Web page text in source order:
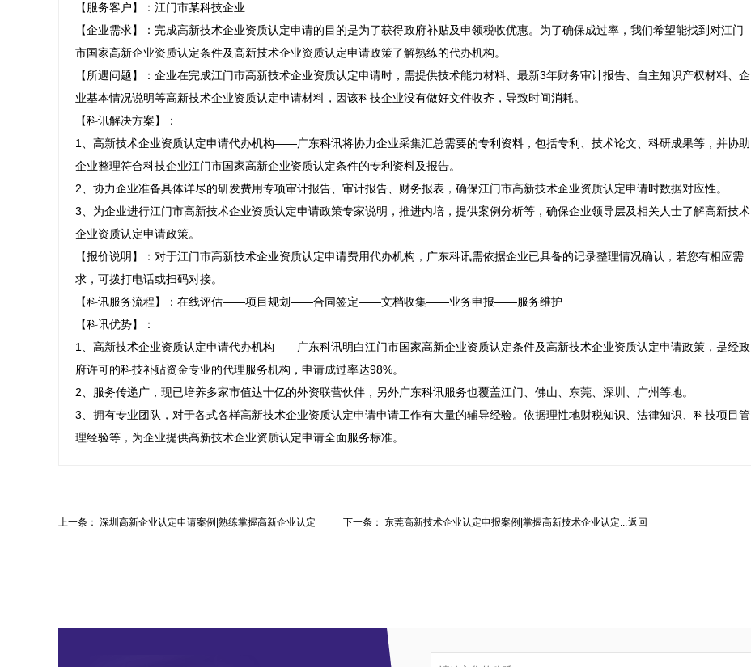
【服务客户】：江门市某科技企业
【企业需求】：完成高新技术企业资质认定申请的目的是为了获得政府补贴及申领税收优惠。为了确保成过率，我们希望能找到对江门
市国家高新企业资质认定条件及高新技术企业资质认定申请政策了解熟练的代办机构。
【所遇问题】：企业在完成江门市高新技术企业资质认定申请时，需提供技术能力材料、最新3年财务审计报告、自主知识产权材料、企
业基本情况说明等高新技术企业资质认定申请材料，因该科技企业没有做好文件收齐，导致时间消耗。
【科讯解决方案】：
1、高新技术企业资质认定申请代办机构——广东科讯将协力企业采集汇总需要的专利资料，包括专利、技术论文、科研成果等，并协助
企业整理符合科技企业江门市国家高新企业资质认定条件的专利资料及报告。
2、协力企业准备具体详尽的研发费用专项审计报告、审计报告、财务报表，确保江门市高新技术企业资质认定申请时数据对应性。
3、为企业进行江门市高新技术企业资质认定申请政策专家说明，推进内培，提供案例分析等，确保企业领导层及相关人士了解高新技术
企业资质认定申请政策。
【报价说明】：对于江门市高新技术企业资质认定申请费用代办机构，广东科讯需依据企业已具备的记录整理情况确认，若您有相应需
求，可拨打电话或扫码对接。
【科讯服务流程】：在线评估——项目规划——合同签定——文档收集——业务申报——服务维护
【科讯优势】：
1、高新技术企业资质认定申请代办机构——广东科讯明白江门市国家高新企业资质认定条件及高新技术企业资质认定申请政策，是经政
府许可的科技补贴资金专业的代理服务机构，申请成过率达98%。
2、服务传递广，现已培养多家市值达十亿的外资联营伙伴，另外广东科讯服务也覆盖江门、佛山、东莞、深圳、广州等地。
3、拥有专业团队，对于各式各样高新技术企业资质认定申请申请工作有大量的辅导经验。依据理性地财税知识、法律知识、科技项目管
理经验等，为企业提供高新技术企业资质认定申请全面服务标准。
上一条： 深圳高新企业认定申请案例|熟练掌握高新企业认定 下一条： 东莞高新技术企业认定申报案例|掌握高新技术企业认定...返回